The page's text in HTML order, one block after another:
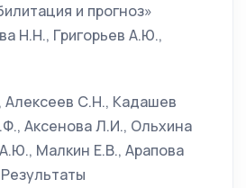
и прогноз»
Н.Н., Григорьев А.Ю.,
Алексеев С.Н., Кадашев
Аксенова Л.И., Ольхина
Малкин Е.В., Арапова